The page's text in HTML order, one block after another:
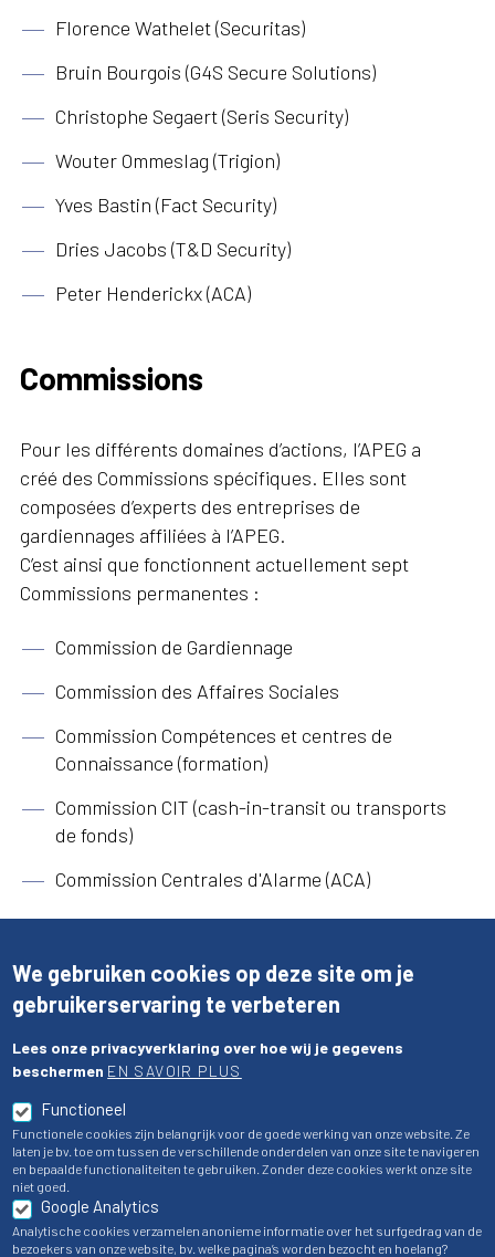
Florence Wathelet (Securitas)
Bruin Bourgois (G4S Secure Solutions)
Christophe Segaert (Seris Security)
Wouter Ommeslag (Trigion)
Yves Bastin (Fact Security)
Dries Jacobs (T&D Security)
Peter Henderickx (ACA)
Commissions
Pour les différents domaines d’actions, l’APEG a
créé des Commissions spécifiques. Elles sont
composées d’experts des entreprises de
gardiennages affiliées à l’APEG.
C’est ainsi que fonctionnent actuellement sept
Commissions permanentes :
Commission de Gardiennage
Commission des Affaires Sociales
Commission Compétences et centres de
Connaissance (formation)
Commission CIT (cash-in-transit ou transports
de fonds)
Commission Centrales d'Alarme (ACA)
Membres de l' APEG
We gebruiken cookies op deze site om je
gebruikerservaring te verbeteren
Lees onze privacyverklaring over hoe wij je gegevens
beschermen EN SAVOIR PLUS
Functioneel
Functionele cookies zijn belangrijk voor de goede werking van onze website. Ze
laten je bv. toe om tussen de verschillende onderdelen van onze site te navigeren
en bepaalde functionaliteiten te gebruiken. Zonder deze cookies werkt onze site
niet goed.
Google Analytics
Analytische cookies verzamelen anonieme informatie over het surfgedrag van de
bezoekers van onze website, bv. welke pagina’s worden bezocht en hoelang?